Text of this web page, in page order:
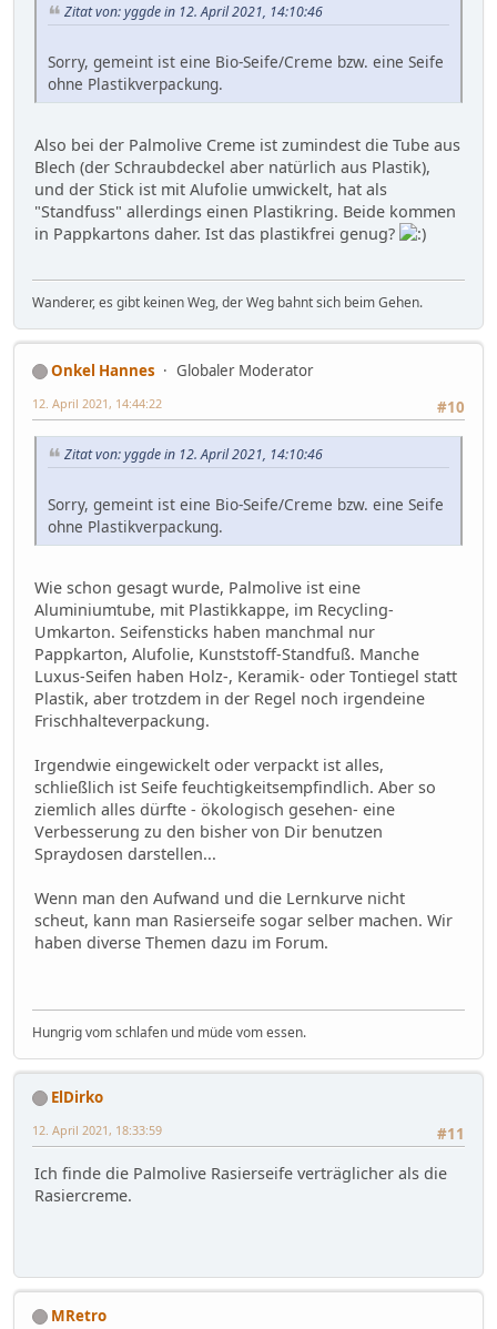
Zitat von: yggde in 12. April 2021, 14:10:46
Sorry, gemeint ist eine Bio-Seife/Creme bzw. eine Seife
ohne Plastikverpackung.
Also bei der Palmolive Creme ist zumindest die Tube aus
Blech (der Schraubdeckel aber natürlich aus Plastik),
und der Stick ist mit Alufolie umwickelt, hat als
"Standfuss" allerdings einen Plastikring. Beide kommen
in Pappkartons daher. Ist das plastikfrei genug?
Wanderer, es gibt keinen Weg, der Weg bahnt sich beim Gehen.
Onkel Hannes
Globaler Moderator
#10
12. April 2021, 14:44:22
Zitat von: yggde in 12. April 2021, 14:10:46
Sorry, gemeint ist eine Bio-Seife/Creme bzw. eine Seife
ohne Plastikverpackung.
Wie schon gesagt wurde, Palmolive ist eine
Aluminiumtube, mit Plastikkappe, im Recycling-
Umkarton. Seifensticks haben manchmal nur
Pappkarton, Alufolie, Kunststoff-Standfuß. Manche
Luxus-Seifen haben Holz-, Keramik- oder Tontiegel statt
Plastik, aber trotzdem in der Regel noch irgendeine
Frischhalteverpackung.
Irgendwie eingewickelt oder verpackt ist alles,
schließlich ist Seife feuchtigkeitsempfindlich. Aber so
ziemlich alles dürfte - ökologisch gesehen- eine
Verbesserung zu den bisher von Dir benutzen
Spraydosen darstellen...
Wenn man den Aufwand und die Lernkurve nicht
scheut, kann man Rasierseife sogar selber machen. Wir
haben diverse Themen dazu im Forum.
Hungrig vom schlafen und müde vom essen.
ElDirko
#11
12. April 2021, 18:33:59
Ich finde die Palmolive Rasierseife verträglicher als die
Rasiercreme.
MRetro